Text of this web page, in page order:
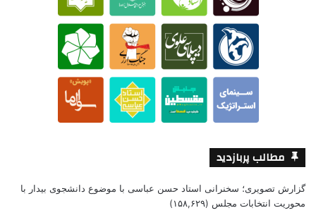
مطالب پربازدید
گزارش تصویری؛ سخنرانی استاد حسن عباسی با موضوع دانشجوی بیدار با
محوریت انتخابات مجلس (۱۵۸,۶۲۹)